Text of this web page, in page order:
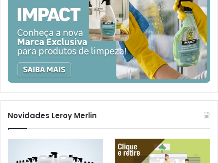
Novidades Leroy Merlin